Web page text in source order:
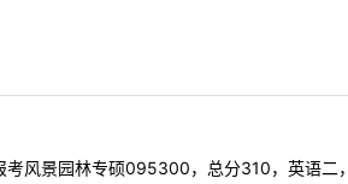
风景园林专硕095300，总分310，英语二